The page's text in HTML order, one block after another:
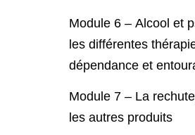
Module 6 –Alcool et
les différentes
dépendance et
Module 7 – La
les autres produits